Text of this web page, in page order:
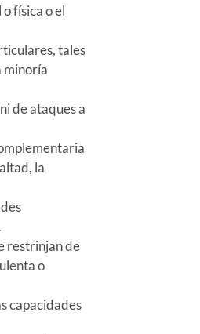
física o el
tales
minoría
de ataques a
la
restrinjan de
o
capacidades